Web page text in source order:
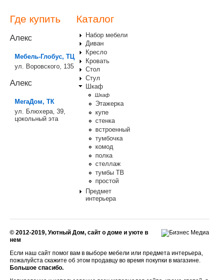
Где купить
Алекс
Мебель-Глобус, ТЦ
ул. Воровского, 135
Алекс
МегаДом, ТК
ул. Блюхера, 39,
цокольный эта
Каталог
Набор мебели
Диван
Кресло
Кровать
Стол
Стул
Шкаф
Шкаф
Этажерка
купе
стенка
встроенный
тумбочка
комод
полка
стеллаж
тумбы ТВ
простой
Предмет
интерьера
© 2012-2019, Уютный Дом, сайт о доме и уюте в
нем
Если наш сайт помог вам в выборе мебели или предмета интерьера,
пожалуйста скажите об этом продавцу во время покупки в магазине.
Большое спасибо.